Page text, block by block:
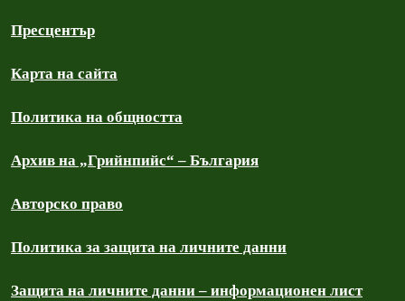
Пресцентър
Карта на сайта
Политика на общността
Архив на „Грийнпийс“ – България
Авторско право
Политика за защита на личните данни
Защита на личните данни – информационен лист